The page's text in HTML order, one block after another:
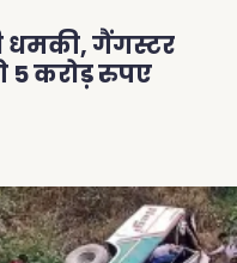
धमकी, गैंगस्टर
5 करोड़ रुपए